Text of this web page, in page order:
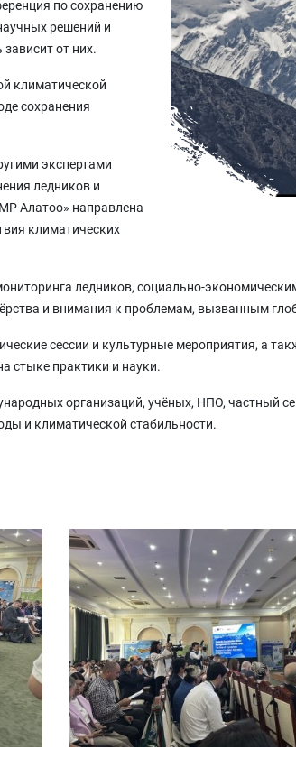
по сохранению
решений и
от них.
климатической
сохранения
экспертами
ледников и
Алатоо» направлена
климатических
ледников, социально-
и внимания к проблемам, вызванным
сессии и культурные мероприятия, а
стыке практики и науки.
организаций, учёных, НПО, частный
и климатической стабильности.